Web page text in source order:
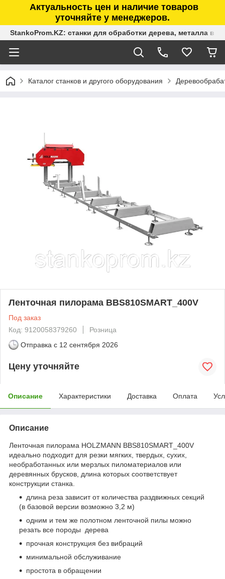
Актуальность цен и наличие товаров
уточняйте у менеджеров.
StankoProm.KZ: станки для обработки дерева, металла в
Каталог станков и другого оборудования
Ленточная пилорама BBS810SMART_400V
Под заказ
Код: 9120058379260
Розница
Отправка с 12 сентября 2026
Цену уточняйте
Описание Характеристики Доставка Оплата
Описание
Ленточная пилорама HOLZMANN BBS810SMART_400V
идеально подходит для резки мягких, твердых, сухих,
необработанных или мерзлых пиломатериалов или
деревянных брусков, длина которых соответствует
конструкции станка.
длина реза зависит от количества раздвижных секций
(в базовой версии возможно 3,2 м)
одним и тем же полотном ленточной пилы можно
резать все породы дерева
прочная конструкция без вибраций
минимальной обслуживание
простота в обращении